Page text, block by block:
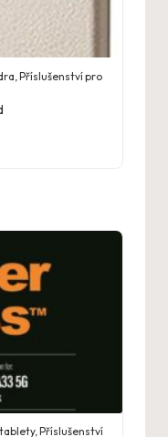
,Příslušenství pro
,Příslušenství